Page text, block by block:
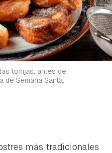
torrijas, antes de
Semana Santa.
más tradicionales